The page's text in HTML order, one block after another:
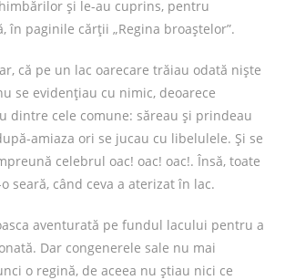
și le-au cuprins, pentru
în paginile cărții „Regina broaștelor”.
că pe un lac oarecare trăiau odată niște
se evidențiau cu nimic, deoarece
dintre cele comune: săreau și prindeau
amiaza ori se jucau cu libelulele. Și se
celebrul oac! oac! oac!. Însă, toate
seară, când ceva a aterizat în lac.
aventurată pe fundul lacului pentru a
Dar congenerele sale nu mai
o regină, de aceea nu știau nici ce